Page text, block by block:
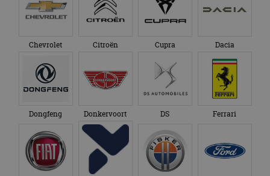
Chevrolet Citroën Cupra Dacia
Dongfeng Donkervoort DS Ferrari